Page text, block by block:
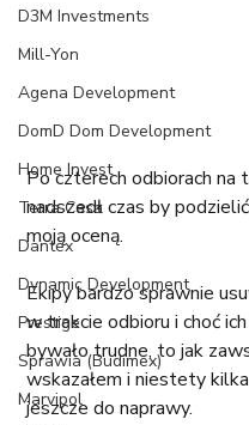
D3M Investments
Mill-Yon
Agena Development
DomD Dom Development
Home Invest
Terra Casa
Dantex
Dynamic Development
Prestige
Sprawia (Budimex)
Marvipol
Po czterech odbiorach na
nadszedł czas by
moją oceną.
Ekipy bardzo sprawnie
w trakcie odbioru i choć
bywało trudne, to jak
wskazałem i niestety
jeszcze do naprawy.